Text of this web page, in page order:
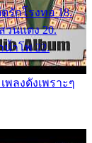
ตรักโรงทอ 18.
วนแตง 20.
น้ำโพ 22.
ลงดังเพราะๆ